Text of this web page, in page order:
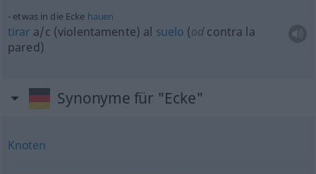
etwasin die Ecke hauen
tirar a/c (violentamente) al suelo (od contra la
pared)
Synonyme für "Ecke"
Knoten